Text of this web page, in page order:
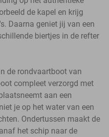
de kapel en krijg
Daarna geniet jij van een
biertjes in de refter
de rondvaartboot van
compleet verzorgd met
aan een
je op het water van een
Ondertussen maakt de
het schip naar de